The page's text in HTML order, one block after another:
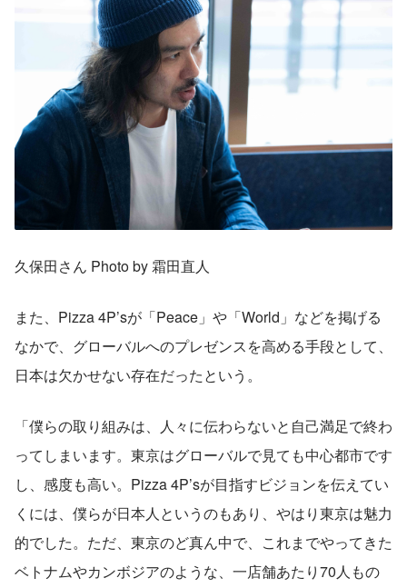
久保田さん Photo by 霜田直人
また、Pizza 4P’sが「Peace」や「World」などを掲げる
なかで、グローバルへのプレゼンスを高める手段として、
日本は欠かせない存在だったという。
「僕らの取り組みは、人々に伝わらないと自己満足で終わ
ってしまいます。東京はグローバルで見ても中心都市です
し、感度も高い。Pizza 4P’sが目指すビジョンを伝えてい
くには、僕らが日本人というのもあり、やはり東京は魅力
的でした。ただ、東京のど真ん中で、これまでやってきた
ベトナムやカンボジアのような、一店舗あたり70人もの